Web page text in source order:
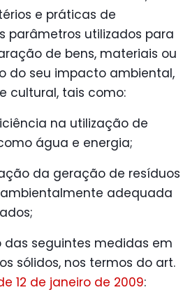
e práticas de
parâmetros utilizados para
de bens, materiais ou
do seu impacto ambiental,
cultural, tais como:
na utilização de
água e energia;
da geração de resíduos
adequada
das seguintes medidas em
sólidos, nos termos do art.
de 12 de janeiro de 2009: